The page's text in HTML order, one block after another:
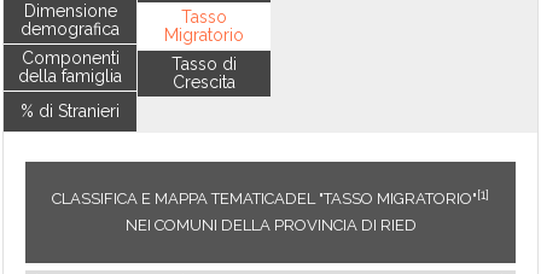
Dimensione
demografica
Componenti
della famiglia
% di Stranieri
Tasso
Migratorio
Tasso di
Crescita
CLASSIFICA E MAPPA TEMATICADEL "TASSO MIGRATORIO"[1]
NEI COMUNI DELLA PROVINCIA DI RIED